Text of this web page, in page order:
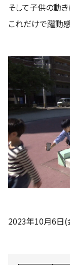
そして子供の動
これだけで躍動
2023年10月6日(